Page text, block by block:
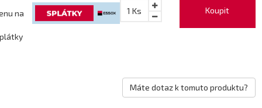
Koupit
1 Ks
na
Máte dotaz k tomuto produktu?